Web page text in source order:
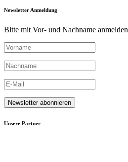
Newsletter Anmeldung
Bitte mit Vor- und Nachname anmelden
Unsere Partner